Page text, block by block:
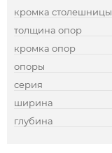
кромка столешницы
толщина опор
кромка опор
опоры
серия
ширина
глубина